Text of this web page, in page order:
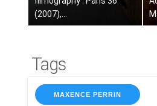
(2007),...
Tags
MAXENCE PERRIN